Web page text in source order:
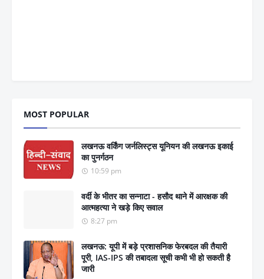
MOST POPULAR
लखनऊ वर्किंग जर्नलिस्ट्स यूनियन की लखनऊ इकाई
का पुनर्गठन
10:59 pm
वर्दी के भीतर का सन्नाटा - हसौद थाने में आरक्षक की
आत्महत्या ने खड़े किए सवाल
8:27 pm
लखनऊ: यूपी में बड़े प्रशासनिक फेरबदल की तैयारी
पूरी, IAS-IPS की तबादला सूची कभी भी हो सकती है
जारी